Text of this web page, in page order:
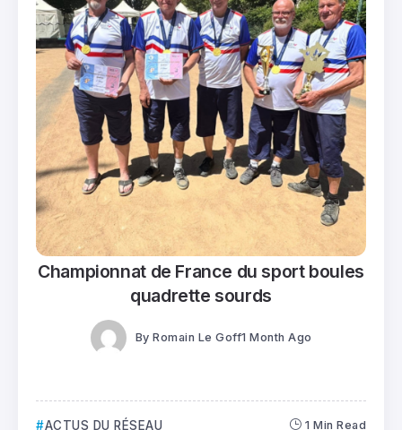
Championnat de France du sport boules
quadrette sourds
By Romain Le Goff1 Month Ago
ACTUS DU RÉSEAU 1 Min Read